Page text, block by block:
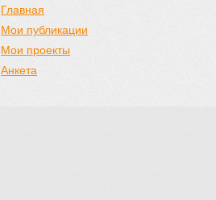
Главная
Мои публикации
Мои проекты
Анкета